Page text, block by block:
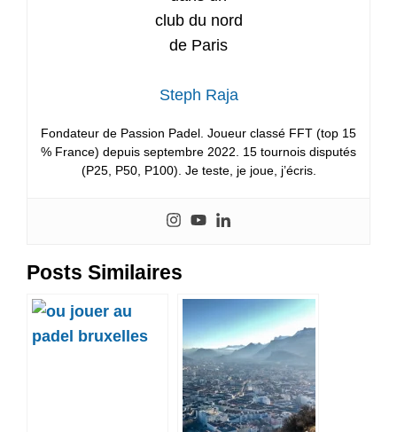
Steph Raja
Fondateur de Passion Padel. Joueur classé FFT (top 15
% France) depuis septembre 2022. 15 tournois disputés
(P25, P50, P100). Je teste, je joue, j’écris.
Posts Similaires